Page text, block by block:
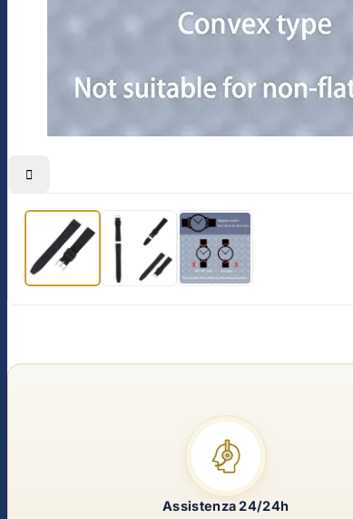

Assistenza 24/24h